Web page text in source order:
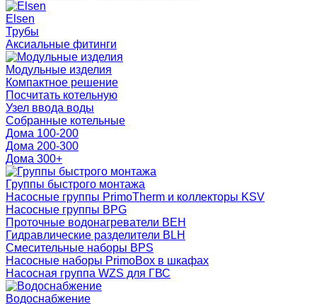
Elsen
Трубы
Аксиальные фитинги
Модульные изделия
Компактное решение
Посчитать котельную
Узел ввода воды
Собранные котельные
Дома 100-200
Дома 200-300
Дома 300+
Группы быстрого монтажа
Насосные группы PrimoTherm и коллекторы KSV
Насосные группы BPG
Проточные водонагреватели BEH
Гидравлические разделители BLH
Смесительные наборы BPS
Насосные наборы PrimoBox в шкафах
Насосная группа WZS для ГВС
Водоснабжение